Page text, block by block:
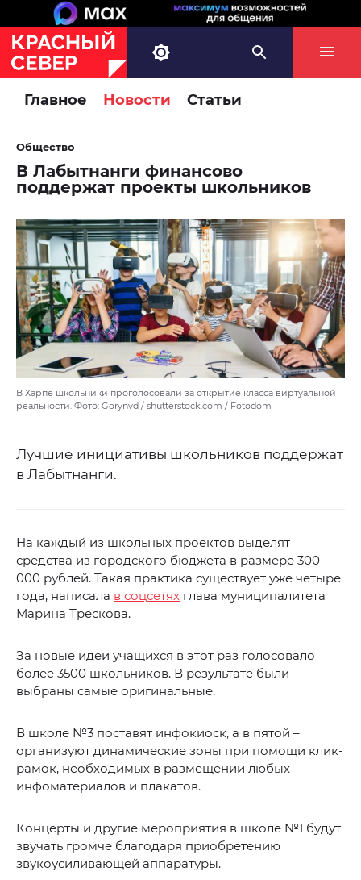
Главное Новости Статьи
Общество
В Лабытнанги финансово
поддержат проекты школьников
В Харпе школьники проголосовали за открытие класса виртуальной
реальности. Фото: Gorynvd / shutterstock.com / Fotodom
Лучшие инициативы школьников поддержат
в Лабытнанги.
На каждый из школьных проектов выделят
средства из городского бюджета в размере 300
000 рублей. Такая практика существует уже четыре
года, написала в соцсетях глава муниципалитета
Марина Трескова.
За новые идеи учащихся в этот раз голосовало
более 3500 школьников. В результате были
выбраны самые оригинальные.
В школе №3 поставят инфокиоск, а в пятой –
организуют динамические зоны при помощи клик-
рамок, необходимых в размещении любых
инфоматериалов и плакатов.
Концерты и другие мероприятия в школе №1 будут
звучать громче благодаря приобретению
звукоусиливающей аппаратуры.